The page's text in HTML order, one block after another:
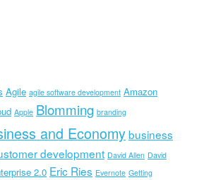
Agile agile software development Amazon
Apple Blomming branding
and Economybusiness
development David Allen David
2.0 Eric Ries Evernote Getting